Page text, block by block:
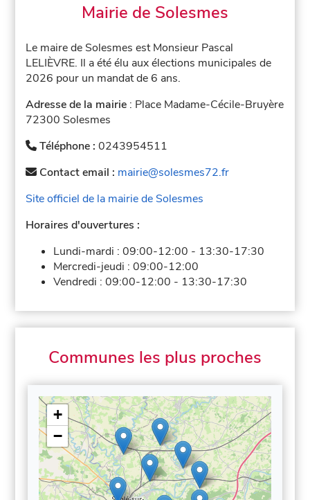
Mairie de Solesmes
Le maire de Solesmes est Monsieur Pascal
LELIÈVRE. Il a été élu aux élections municipales de
2026 pour un mandat de 6 ans.
Adresse de la mairie : Place Madame-Cécile-Bruyère
72300 Solesmes
Téléphone :0243954511
Contact email : mairie@solesmes72.fr
Site officiel de la mairie de Solesmes
Horaires d'ouvertures :
Lundi-mardi :09:00-12:00 - 13:30-17:30
Mercredi-jeudi :09:00-12:00
Vendredi :09:00-12:00 - 13:30-17:30
Communes les plus proches
+
−